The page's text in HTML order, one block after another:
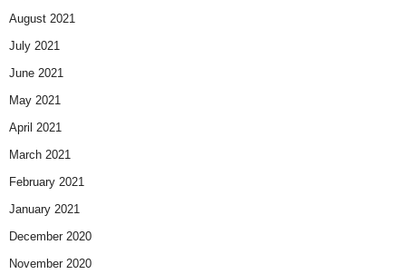
August 2021
July 2021
June 2021
May 2021
April 2021
March 2021
February 2021
January 2021
December 2020
November 2020